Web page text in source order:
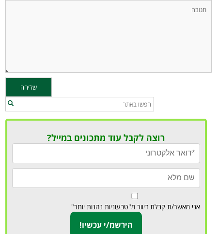
רוצה לקבל עוד מתכונים במייל?
אני מאשר/ת קבלת דיוור מ"טבעוניות נהנות יותר"